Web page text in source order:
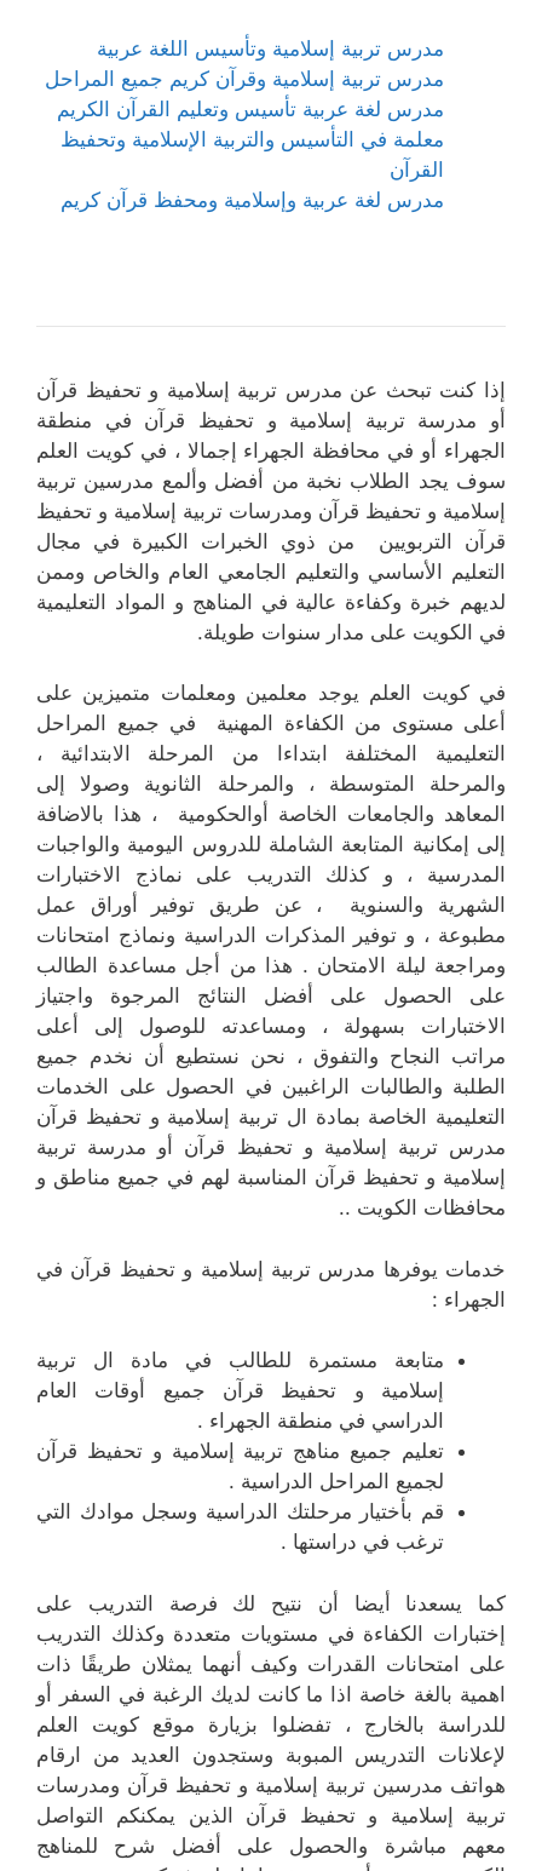
مدرس تربية إسلامية وتأسيس اللغة عربية
مدرس تربية إسلامية وقرآن كريم جميع المراحل
مدرس لغة عربية تأسيس وتعليم القرآن الكريم
معلمة في التأسيس والتربية الإسلامية وتحفيظ
القرآن
مدرس لغة عربية وإسلامية ومحفظ قرآن كريم
إذا كنت تبحث عن مدرس تربية إسلامية و تحفيظ قرآن
أو مدرسة تربية إسلامية و تحفيظ قرآن في منطقة
الجهراء أو في محافظة الجهراء إجمالا ، في كويت العلم
سوف يجد الطلاب نخبة من أفضل وألمع مدرسين تربية
إسلامية و تحفيظ قرآن ومدرسات تربية إسلامية و تحفيظ
قرآن التربويين من ذوي الخبرات الكبيرة في مجال
التعليم الأساسي والتعليم الجامعي العام والخاص وممن
لديهم خبرة وكفاءة عالية في المناهج و المواد التعليمية
في الكويت على مدار سنوات طويلة.
في كويت العلم يوجد معلمين ومعلمات متميزين على
أعلى مستوى من الكفاءة المهنية في جميع المراحل
التعليمية المختلفة ابتداءا من المرحلة الابتدائية ،
والمرحلة المتوسطة ، والمرحلة الثانوية وصولا إلى
المعاهد والجامعات الخاصة أوالحكومية ، هذا بالاضافة
إلى إمكانية المتابعة الشاملة للدروس اليومية والواجبات
المدرسية ، و كذلك التدريب على نماذج الاختبارات
الشهرية والسنوية ، عن طريق توفير أوراق عمل
مطبوعة ، و توفير المذكرات الدراسية ونماذج امتحانات
ومراجعة ليلة الامتحان . هذا من أجل مساعدة الطالب
على الحصول على أفضل النتائج المرجوة واجتياز
الاختبارات بسهولة ، ومساعدته للوصول إلى أعلى
مراتب النجاح والتفوق ، نحن نستطيع أن نخدم جميع
الطلبة والطالبات الراغبين في الحصول على الخدمات
التعليمية الخاصة بمادة ال تربية إسلامية و تحفيظ قرآن
مدرس تربية إسلامية و تحفيظ قرآن أو مدرسة تربية
إسلامية و تحفيظ قرآن المناسبة لهم في جميع مناطق و
محافظات الكويت ..
خدمات يوفرها مدرس تربية إسلامية و تحفيظ قرآن في
الجهراء :
متابعة مستمرة للطالب في مادة ال تربية
إسلامية و تحفيظ قرآن جميع أوقات العام
الدراسي في منطقة الجهراء .
تعليم جميع مناهج تربية إسلامية و تحفيظ قرآن
لجميع المراحل الدراسية .
قم بأختيار مرحلتك الدراسية وسجل موادك التي
ترغب في دراستها .
كما يسعدنا أيضا أن نتيح لك فرصة التدريب على
إختبارات الكفاءة في مستويات متعددة وكذلك التدريب
على امتحانات القدرات وكيف أنهما يمثلان طريقًا ذات
اهمية بالغة خاصة اذا ما كانت لديك الرغبة في السفر أو
للدراسة بالخارج ، تفضلوا بزيارة موقع كويت العلم
لإعلانات التدريس المبوبة وستجدون العديد من ارقام
هواتف مدرسين تربية إسلامية و تحفيظ قرآن ومدرسات
تربية إسلامية و تحفيظ قرآن الذين يمكنكم التواصل
معهم مباشرة والحصول على أفضل شرح للمناهج